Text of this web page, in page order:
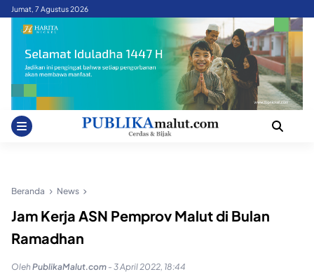
SkipJumat, 7 Agustus 2026
Beranda News
Jam Kerja ASN Pemprov Malut di Bulan
Ramadhan
OlehPublikaMalut.com - 3 April 2022, 18:44